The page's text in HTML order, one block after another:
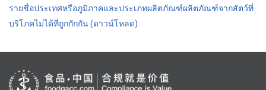
รายชื่อประเทศหรือภูมิภาคและประเภทผลิตภัณฑ์ผลิตภัณฑ์จากสัตว์ที่
บริโภคไม่ได้ที่ถูกกักกัน (ดาวน์โหลด)